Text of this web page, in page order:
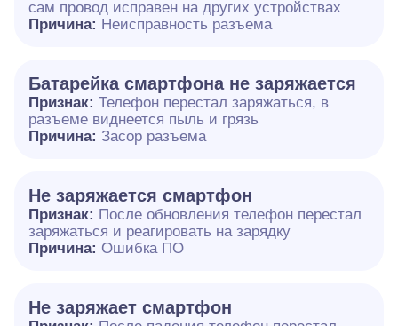
сам провод исправен на других устройствах
Причина: Неисправность разъема
Батарейка смартфона не заряжается
Признак: Телефон перестал заряжаться, в
разъеме виднеется пыль и грязь
Причина: Засор разъема
Не заряжается смартфон
Признак: После обновления телефон перестал
заряжаться и реагировать на зарядку
Причина: Ошибка ПО
Не заряжает смартфон